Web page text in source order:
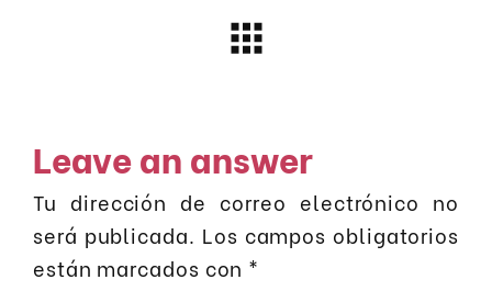
Leave an answer
Tu dirección de correo electrónico no
será publicada. Los campos obligatorios
están marcados con *